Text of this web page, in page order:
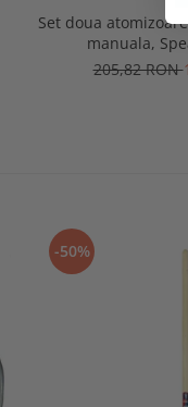
Set doua
manuala,
205,82 RON
-50%